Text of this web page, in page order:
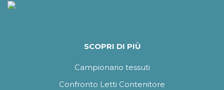
SCOPRI DI PIÙ
Campionario tessuti
Confronto Letti Contenitore